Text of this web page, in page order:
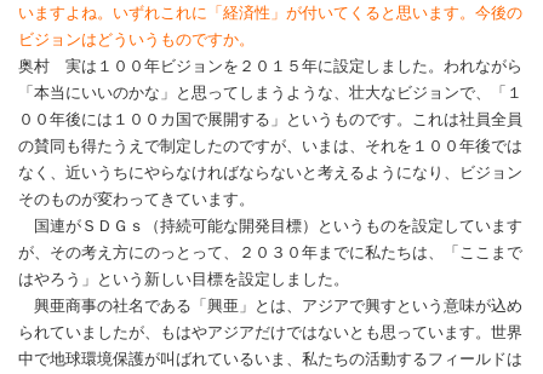
いますよね。いずれこれに「経済性」が付いてくると思います。今後の
ビジョンはどういうものですか。
奥村 実は１００年ビジョンを２０１５年に設定しました。われながら
「本当にいいのかな」と思ってしまうような、壮大なビジョンで、「１
００年後には１００カ国で展開する」というものです。これは社員全員
の賛同も得たうえで制定したのですが、いまは、それを１００年後では
なく、近いうちにやらなければならないと考えるようになり、ビジョン
そのものが変わってきています。
国連がＳＤＧｓ（持続可能な開発目標）というものを設定しています
が、その考え方にのっとって、２０３０年までに私たちは、「ここまで
はやろう」という新しい目標を設定しました。
興亜商事の社名である「興亜」とは、アジアで興すという意味が込め
られていましたが、もはやアジアだけではないとも思っています。世界
中で地球環境保護が叫ばれているいま、私たちの活動するフィールドは